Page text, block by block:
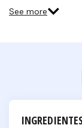
See more